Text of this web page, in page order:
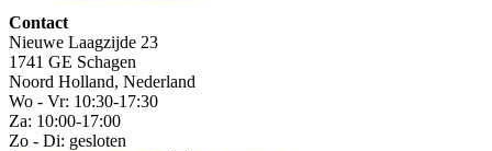
Contact
Nieuwe Laagzijde 23
1741 GE Schagen
Noord Holland, Nederland
Wo - Vr: 10:30-17:30
Za: 10:00-17:00
Zo - Di: gesloten